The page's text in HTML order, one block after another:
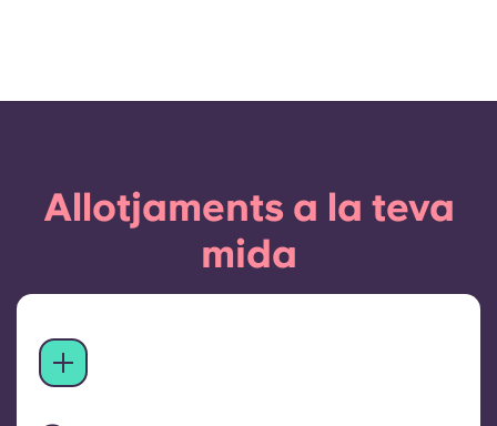
Allotjaments a la teva
mida